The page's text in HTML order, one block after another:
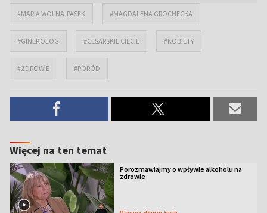
#MARIA WOLNA-PASEK #MAGDALENA GROCHECKA
#GINEKOLOG #CESARSKIE CIĘCIE #KOBIETY
#ZDROWIE #PORÓD
Więcej na ten temat
Porozmawiajmy o wpływie alkoholu na
zdrowie